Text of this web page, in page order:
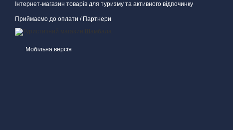
Інтернет-магазин товарів для туризму та активного відпочинку
Приймаємо до оплати / Партнери
Мобільна версія